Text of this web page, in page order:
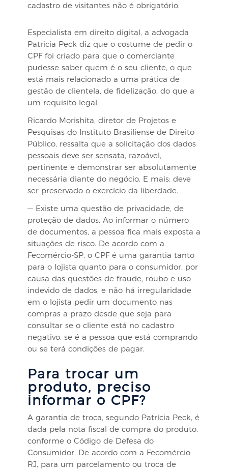
cadastro de visitantes não é obrigatório.
Especialista em direito digital, a advogada
Patrícia Peck diz que o costume de pedir o
CPF foi criado para que o comerciante
pudesse saber quem é o seu cliente, o que
está mais relacionado a uma prática de
gestão de clientela, de fidelização, do que a
um requisito legal.
Ricardo Morishita, diretor de Projetos e
Pesquisas do Instituto Brasiliense de Direito
Público, ressalta que a solicitação dos dados
pessoais deve ser sensata, razoável,
pertinente e demonstrar ser absolutamente
necessária diante do negócio. E mais: deve
ser preservado o exercício da liberdade.
— Existe uma questão de privacidade, de
proteção de dados. Ao informar o número
de documentos, a pessoa fica mais exposta a
situações de risco. De acordo com a
Fecomércio-SP, o CPF é uma garantia tanto
para o lojista quanto para o consumidor, por
causa das questões de fraude, roubo e uso
indevido de dados, e não há irregularidade
em o lojista pedir um documento nas
compras a prazo desde que seja para
consultar se o cliente está no cadastro
negativo, se é a pessoa que está comprando
ou se terá condições de pagar.
Para trocar um
produto, preciso
informar o CPF?
A garantia de troca, segundo Patrícia Peck, é
dada pela nota fiscal de compra do produto,
conforme o Código de Defesa do
Consumidor. De acordo com a Fecomércio-
RJ, para um parcelamento ou troca de